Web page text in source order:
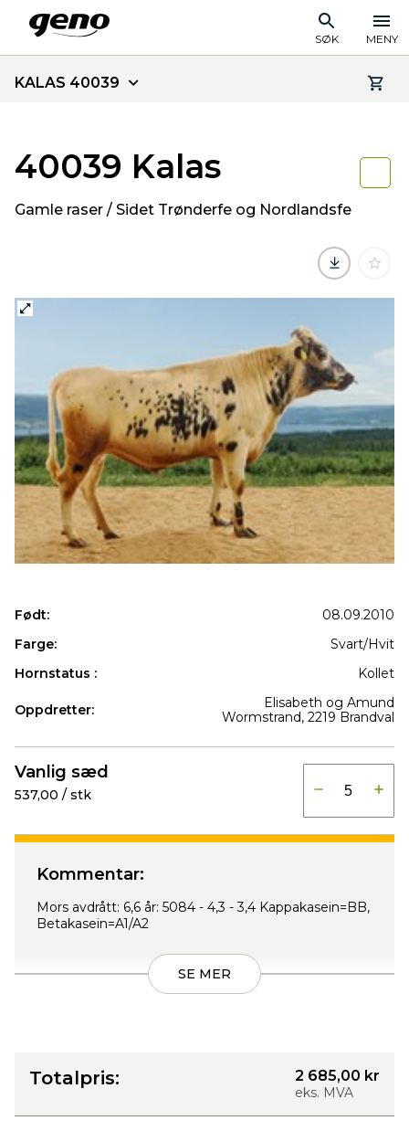
SØK MENY
KALAS 40039
40039 Kalas
Gamle raser / Sidet Trønderfe og Nordlandsfe
Født:
08.09.2010
Farge:
Svart/Hvit
Hornstatus :
Kollet
Oppdretter:
Elisabeth og Amund
Wormstrand, 2219 Brandval
Vanlig sæd
537,00 / stk
Kommentar:
Mors avdrått: 6,6 år: 5084 - 4,3 - 3,4 Kappakasein=BB,
Betakasein=A1/A2
SE MER
Totalpris: 2 685,00 kr
eks. MVA